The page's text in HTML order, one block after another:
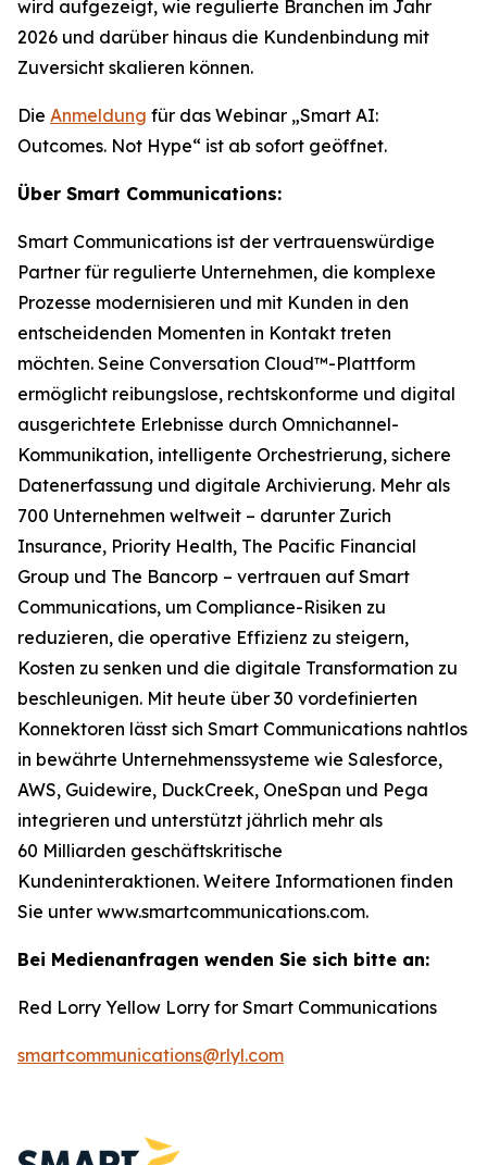
wird aufgezeigt, wie regulierte Branchen im Jahr
2026 und darüber hinaus die Kundenbindung mit
Zuversicht skalieren können.
Die Anmeldung für das Webinar „Smart AI:
Outcomes. Not Hype“ ist ab sofort geöffnet.
Über Smart Communications:
Smart Communications ist der vertrauenswürdige
Partner für regulierte Unternehmen, die komplexe
Prozesse modernisieren und mit Kunden in den
entscheidenden Momenten in Kontakt treten
möchten. Seine Conversation Cloud™-Plattform
ermöglicht reibungslose, rechtskonforme und digital
ausgerichtete Erlebnisse durch Omnichannel-
Kommunikation, intelligente Orchestrierung, sichere
Datenerfassung und digitale Archivierung. Mehr als
700 Unternehmen weltweit – darunter Zurich
Insurance, Priority Health, The Pacific Financial
Group und The Bancorp – vertrauen auf Smart
Communications, um Compliance-Risiken zu
reduzieren, die operative Effizienz zu steigern,
Kosten zu senken und die digitale Transformation zu
beschleunigen. Mit heute über 30 vordefinierten
Konnektoren lässt sich Smart Communications nahtlos
in bewährte Unternehmenssysteme wie Salesforce,
AWS, Guidewire, DuckCreek, OneSpan und Pega
integrieren und unterstützt jährlich mehr als
60 Milliarden geschäftskritische
Kundeninteraktionen. Weitere Informationen finden
Sie unter www.smartcommunications.com.
Bei Medienanfragen wenden Sie sich bitte an:
Red Lorry Yellow Lorry for Smart Communications
smartcommunications@rlyl.com